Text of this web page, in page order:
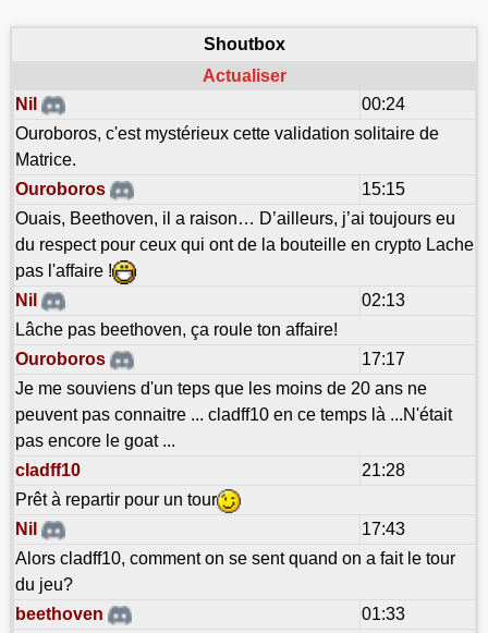
Shoutbox
Actualiser
Nil
00:24
Ouroboros, c'est mystérieux cette validation solitaire de
Matrice.
Ouroboros
15:15
Ouais, Beethoven, il a raison… D’ailleurs, j’ai toujours eu
du respect pour ceux qui ont de la bouteille en crypto Lache
pas l'affaire !
Nil
02:13
Lâche pas beethoven, ça roule ton affaire!
Ouroboros
17:17
Je me souviens d'un teps que les moins de 20 ans ne
peuvent pas connaitre ... cladff10 en ce temps là ...N'était
pas encore le goat ...
cladff10
21:28
Prêt à repartir pour un tour
Nil
17:43
Alors cladff10, comment on se sent quand on a fait le tour
du jeu?
beethoven
01:33